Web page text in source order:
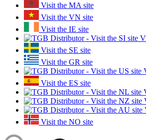
Visit the MA site
Visit the VN site
Visit the IE site
Visit the SE site
Visit the GR site
Visit the ES site
Visit the NO site